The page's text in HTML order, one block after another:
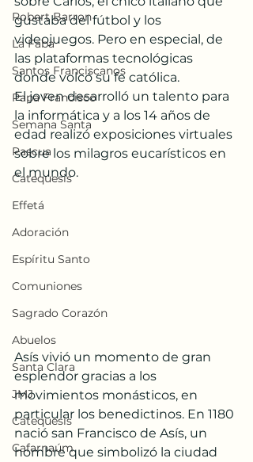
Robert Barron
La Faba
Santos Franciscanos
Papa Francisco
Semana Santa
Pascua
Catequesis
Effetá
Adoración
Espíritu Santo
Comuniones
Sagrado Corazón
Abuelos
Santa Clara
JMJ
Catequesis
Cafarnaúm
gustaba del fútbol y los
videojuegos. Pero en especial, de
las plataformas tecnológicas
donde volcó su fe católica.
El joven desarrolló un talento para
la informática y a los 14 años de
edad realizó exposiciones virtuales
sobre los milagros eucarísticos en
el mundo.
Asís vivió un momento de gran
esplendor gracias a los
movimientos monásticos, en
particular los benedictinos. En 1180
nació san Francisco de Asís, un
hombre que simbolizó la ciudad